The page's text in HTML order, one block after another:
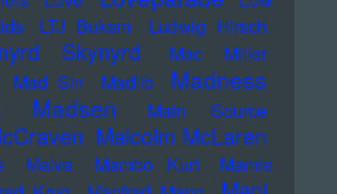
LTJ Bukem Ludwig Hirsch
Skynyrd
Mac Miller
Mad Sin Madlib
Madness
Madsen Main Source
Malcolm McLaren
Malva Mambo Kurt
Mamie